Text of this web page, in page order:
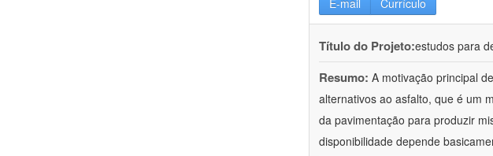
E-mail Currículo
Título do Projeto:estudos para
Resumo: A motivação principal
alternativos ao asfalto, que é um
da pavimentação para produzir
disponibilidade depende